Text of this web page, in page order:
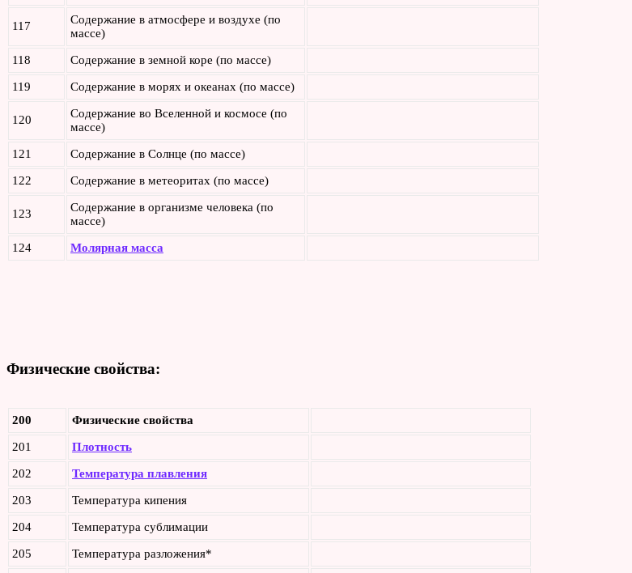
117
Содержание в атмосфере и воздухе (по
массе)
118 Содержание в земной коре (по массе)
119 Содержание в морях и океанах (по массе)
120
Содержание во Вселенной и космосе (по
массе)
121 Содержание в Солнце (по массе)
122 Содержание в метеоритах (по массе)
123
Содержание в организме человека (по
массе)
124 Молярная масса
Физические свойства:
200 Физические свойства
201 Плотность
202 Температура плавления
203 Температура кипения
204 Температура сублимации
205 Температура разложения*